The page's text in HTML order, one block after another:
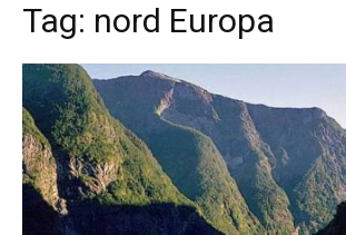
Tag: nord Europa